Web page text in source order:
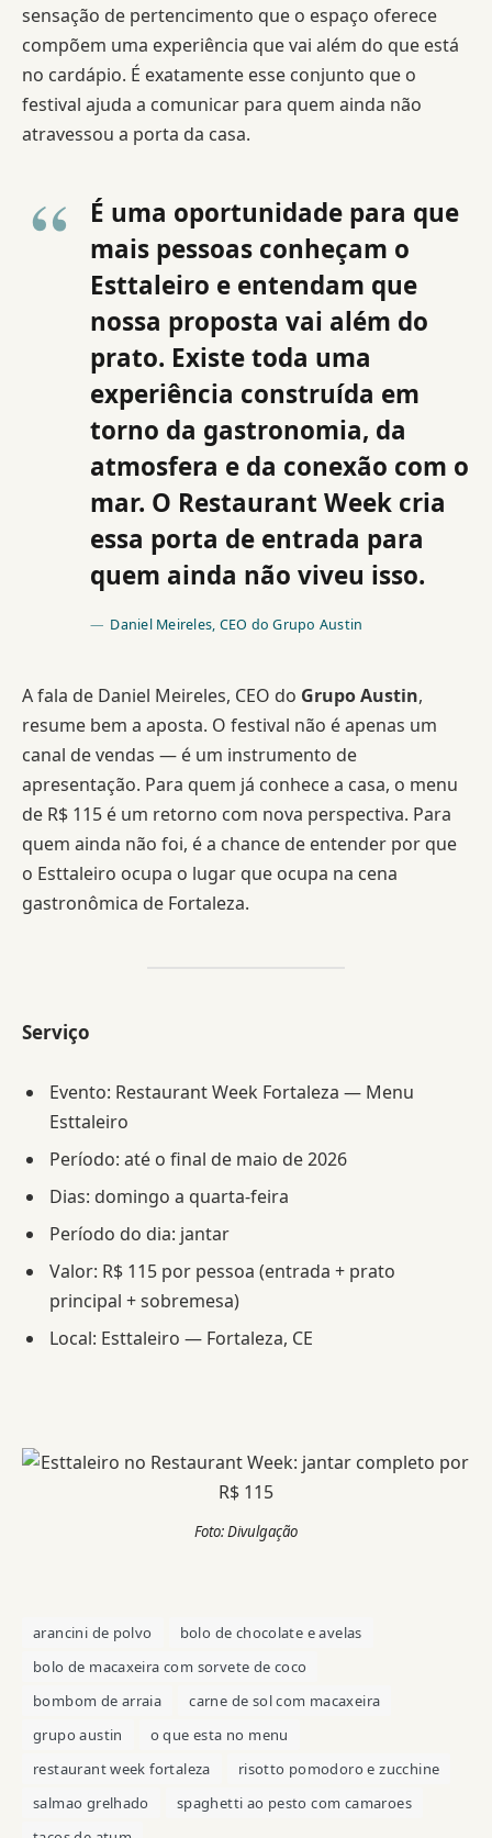
sensação de pertencimento que o espaço oferece
compõem uma experiência que vai além do que está
no cardápio. É exatamente esse conjunto que o
festival ajuda a comunicar para quem ainda não
atravessou a porta da casa.
É uma oportunidade para que
mais pessoas conheçam o
Esttaleiro e entendam que
nossa proposta vai além do
prato. Existe toda uma
experiência construída em
torno da gastronomia, da
atmosfera e da conexão com o
mar. O Restaurant Week cria
essa porta de entrada para
quem ainda não viveu isso.
Daniel Meireles, CEO do Grupo Austin
A fala de Daniel Meireles, CEO do Grupo Austin,
resume bem a aposta. O festival não é apenas um
canal de vendas — é um instrumento de
apresentação. Para quem já conhece a casa, o menu
de R$ 115 é um retorno com nova perspectiva. Para
quem ainda não foi, é a chance de entender por que
o Esttaleiro ocupa o lugar que ocupa na cena
gastronômica de Fortaleza.
Serviço
Evento: Restaurant Week Fortaleza — Menu
Esttaleiro
Período: até o final de maio de 2026
Dias: domingo a quarta-feira
Período do dia: jantar
Valor: R$ 115 por pessoa (entrada + prato
principal + sobremesa)
Local: Esttaleiro — Fortaleza, CE
Foto: Divulgação
arancini de polvo
bolo de chocolate e avelas
bolo de macaxeira com sorvete de coco
bombom de arraia
carne de sol com macaxeira
grupo austin
o que esta no menu
restaurant week fortaleza
risotto pomodoro e zucchine
salmao grelhado
spaghetti ao pesto com camaroes